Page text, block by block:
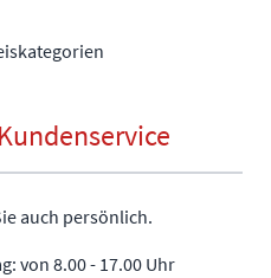
auch persönlich.
von 8.00 - 17.00 Uhr